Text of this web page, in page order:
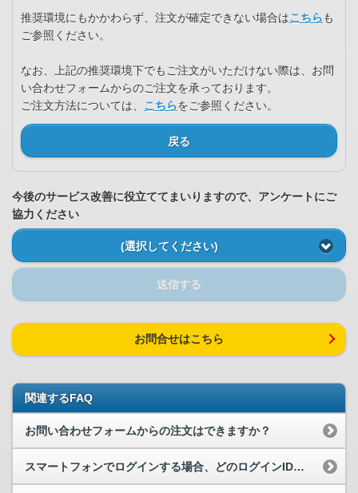
推奨環境にもかかわらず、注文が確定できない場合はこちらも
ご参照ください。
なお、上記の推奨環境下でもご注文がいただけない際は、お問
い合わせフォームからのご注文を承っております。
ご注文方法については、 こちらをご参照ください。
戻る
今後のサービス改善に役立ててまいりますので、アンケートにご
協力ください
(選択してください)
送信する
お問合せはこちら
関連するFAQ
お問い合わせフォームからの注文はできますか？
スマートフォンでログインする場合、どのログインIDを利用すればいいですか？